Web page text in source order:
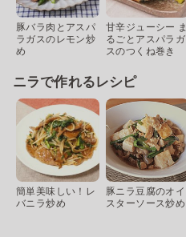
豚バラ肉とアスパ
ラガスのレモン炒
め
甘辛ジューシー ま
るごとアスパラガ
スのつくね巻き
ニラで作れるレシピ
簡単美味しい！レ
バニラ炒め
豚ニラ豆腐のオイ
スターソース炒め